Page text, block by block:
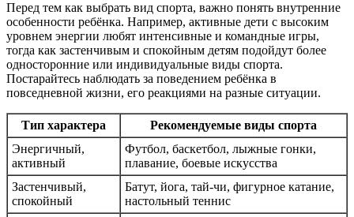
Перед тем как выбрать вид спорта, важно понять внутренние
особенности ребёнка. Например, активные дети с высоким
уровнем энергии любят интенсивные и командные игры,
тогда как застенчивым и спокойным детям подойдут более
односторонние или индивидуальные виды спорта.
Постарайтесь наблюдать за поведением ребёнка в
повседневной жизни, его реакциями на разные ситуации.
Тип характера
Рекомендуемые виды спорта
Энергичный,
активный
Футбол, баскетбол, лыжные гонки,
плавание, боевые искусства
Застенчивый,
спокойный
Батут, йога, тай-чи, фигурное катание,
настольный теннис